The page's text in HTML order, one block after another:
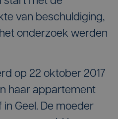
van beschuldiging,
onderzoek werden
op 22 oktober 2017
haar appartement
Geel. De moeder